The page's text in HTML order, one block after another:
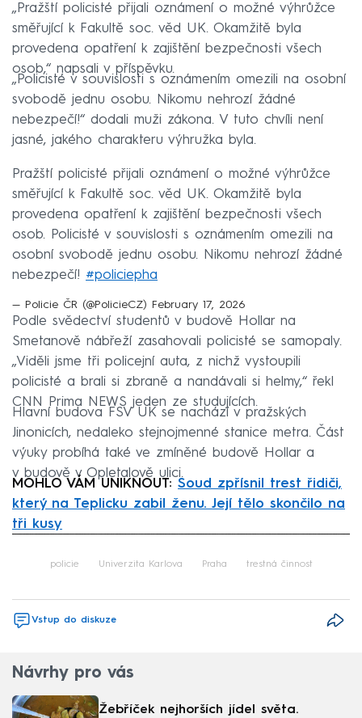
„Pražští policisté přijali oznámení o možné výhrůžce
směřující k Fakultě soc. věd UK. Okamžitě byla
provedena opatření k zajištění bezpečnosti všech
osob,“ napsali v příspěvku.
„Policisté v souvislosti s oznámením omezili na osobní
svobodě jednu osobu. Nikomu nehrozí žádné
nebezpečí!“ dodali muži zákona. V tuto chvíli není
jasné, jakého charakteru výhružka byla.
Pražští policisté přijali oznámení o možné výhrůžce
směřující k Fakultě soc. věd UK. Okamžitě byla
provedena opatření k zajištění bezpečnosti všech
osob. Policisté v souvislosti s oznámením omezili na
osobní svobodě jednu osobu. Nikomu nehrozí žádné
nebezpečí! #policiepha
— Policie ČR (@PolicieCZ) February 17, 2026
Podle svědectví studentů v budově Hollar na
Smetanově nábřeží zasahovali policisté se samopaly.
„Viděli jsme tři policejní auta, z nichž vystoupili
policisté a brali si zbraně a nandávali si helmy,“ řekl
CNN Prima NEWS jeden ze studujících.
Hlavní budova FSV UK se nachází v pražských
Jinonicích, nedaleko stejnojmenné stanice metra. Část
výuky probíhá také ve zmíněné budově Hollar a
v budově v Opletalově ulici.
MOHLO VÁM UNIKNOUT: Soud zpřísnil trest řidiči,
který na Teplicku zabil ženu. Její tělo skončilo na
tři kusy
policie Univerzita Karlova Praha trestná činnost
Vstup do diskuze
Návrhy pro vás
Žebříček nejhorších jídel světa.